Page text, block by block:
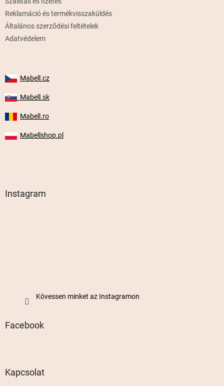
Reklamáció és termékvisszaküldés
Általános szerződési feltételek
Adatvédelem
Mabell.cz
Mabell.sk
Mabell.ro
Mabellshop.pl
Instagram
Kövessen minket az Instagramon
Facebook
Kapcsolat